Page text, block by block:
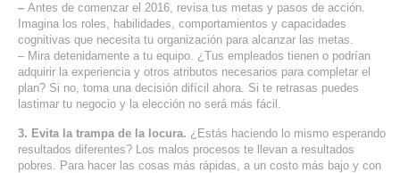
ASESORÍA TECNOLÓGICA
TRANSFORMACIÓN DIGITAL
PORTAFOLIO
CONTACTO
– Antes de comenzar el 2016, revisa tus metas y pasos de acción.
Imagina los roles, habilidades, comportamientos y capacidades
cognitivas que necesita tu organización para alcanzar las metas.
– Mira detenidamente a tu equipo. ¿Tus empleados tienen o podrían
adquirir la experiencia y otros atributos necesarios para completar el
plan? Si no, toma una decisión difícil ahora. Si te retrasas puedes
lastimar tu negocio y la elección no será más fácil.
3. Evita la trampa de la locura. ¿Estás haciendo lo mismo esperando
resultados diferentes? Los malos procesos te llevan a resultados
pobres. Para hacer las cosas más rápidas, a un costo más bajo y con